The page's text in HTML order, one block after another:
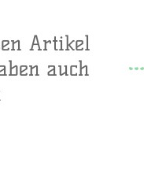
Artikel
auch